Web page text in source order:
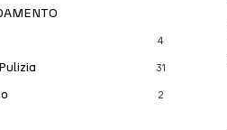
4
31
2